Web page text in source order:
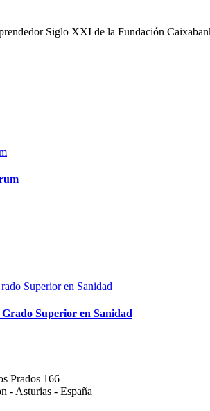
Siglo XXI de la Fundación
Superior en Sanidad
Prados 166
- Asturias - España